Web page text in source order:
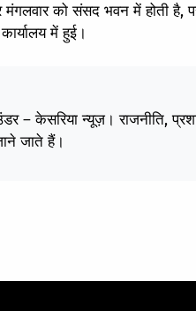
को संसद भवन में होती है,
में हुई।
– केसरिया न्यूज़। राजनीति,
जाते हैं।